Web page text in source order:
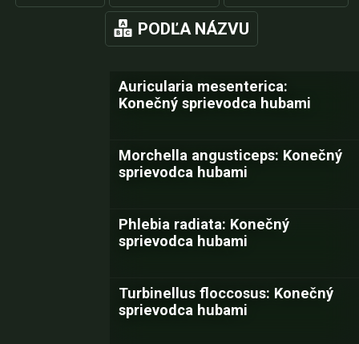
PODĽA NÁZVU
Auricularia mesenterica:
Konečný sprievodca hubami
Morchella angusticeps: Konečný
sprievodca hubami
Phlebia radiata: Konečný
sprievodca hubami
Turbinellus floccosus: Konečný
sprievodca hubami